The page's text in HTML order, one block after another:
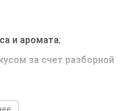
и аромата;
за счет разборной